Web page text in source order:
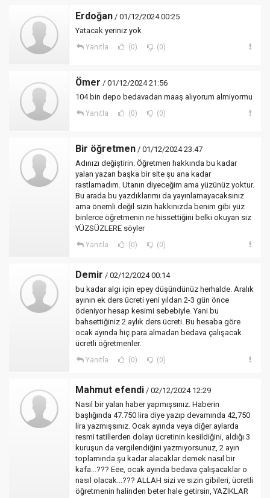
Erdoğan / 01/12/2024 00:25
Yatacak yeriniz yok
Yanıtla (0) (0)
Ömer / 01/12/2024 21:56
104 bin depo bedavadan maaş alıyorum almiyormu
Yanıtla (0) (0)
Bir öğretmen / 01/12/2024 23:47
Adınızı değiştirin. Öğretmen hakkında bu kadar
yalan yazan başka bir site şu ana kadar
rastlamadım. Utanın diyeceğim ama yüzünüz yoktur.
Bu arada bu yazdıklarımı da yayınlamayacaksınız
ama önemli değil sizin hakkınızda benim gibi yüz
binlerce öğretmenin ne hissettiğini belki okuyan siz
YÜZSÜZLERE söyler
Yanıtla (0) (0)
Demir / 02/12/2024 00:14
bu kadar algı için epey düşündünüz herhalde. Aralık
ayının ek ders ücreti yeni yıldan 2-3 gün önce
ödeniyor hesap kesimi sebebiyle. Yani bu
bahsettiğiniz 2 aylık ders ücreti. Bu hesaba göre
ocak ayında hiç para almadan bedava çalışacak
ücretli öğretmenler.
Yanıtla (0) (0)
Mahmut efendi / 02/12/2024 12:29
Nasıl bir yalan haber yapmışsınız. Haberin
başlığında 47.750 lira diye yazıp devamında 42,750
lira yazmışsınız. Ocak ayında veya diğer aylarda
resmi tatillerden dolayı ücretinin kesildiğini, aldığı 3
kuruşun da vergilendiğini yazmıyorsunuz, 2 ayın
toplamında şu kadar alacaklar demek nasıl bir
kafa...??? Eee, ocak ayında bedava çalışacaklar o
nasıl olacak...??? ALLAH sizi ve sizin gibileri, ücretli
öğretmenin halinden beter hale getirsin, YAZIKLAR